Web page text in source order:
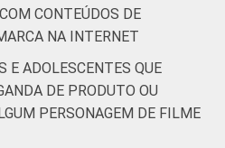
Parda 19
Amarela 41 45
CONTEÚDOS DE
NA INTERNET
E ADOLESCENTES QUE
DE PRODUTO OU
PERSONAGEM DE FILME